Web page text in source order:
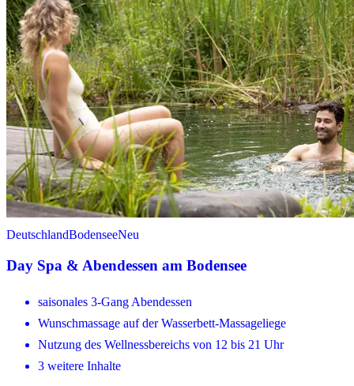
DeutschlandBodenseeNeu
Day Spa & Abendessen am Bodensee
saisonales 3-Gang Abendessen
Wunschmassage auf der Wasserbett-Massageliege
Nutzung des Wellnessbereichs von 12 bis 21 Uhr
3 weitere Inhalte